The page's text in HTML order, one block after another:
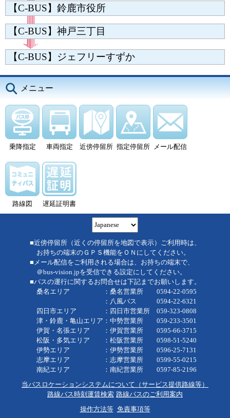
【C-BUS】鈴鹿市役所
【C-BUS】神戸三丁目
【C-BUS】ジェフリーすずか
メニュー
乗降指定 車両指定 近傍停留所 指定停留所 メール配信
路線図 遅延証明書
■近傍停留所（近くの停留所を地図で表示）ご利用時は、
お持ちの端末のＧＰＳ機能をＯＮにしてください。
■メール配信をご利用される場合は、お持ちの端末で、
＠bus-vision.jpを受信できる設定にしてください。
■バスの運行に関するお問合せは下記までお願いします。
桑名エリア ：桑名営業所 0594-22-0595
：八風バス 0594-22-6321
四日市エリア ：四日市営業所 059-323-0808
津・鈴鹿・亀山エリア：中勢営業所 059-233-3501
伊賀・名張エリア ：伊賀営業所 0595-66-3715
松阪・多気エリア ：松阪営業所 0598-51-5240
伊勢エリア ：伊勢営業所 0596-25-7131
志摩エリア ：志摩営業所 0599-55-0215
南紀エリア ：南紀営業所 0597-85-2196
当バスロケーションシステムについて（サービス提供路線等）
路線バス時刻運賃検索 路線バスのご利用案内
操作方法等 免責事項等